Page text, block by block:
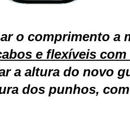
o comprimento a
e flexíveis
a altura do novo
dos punhos,